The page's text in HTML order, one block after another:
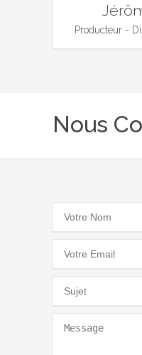
Producteur -
Nous